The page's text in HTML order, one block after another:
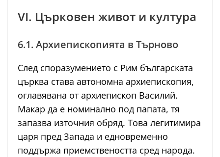
VI. Църковен живот и култура
6.1. Архиепископията в Търново
След споразумението с Рим българската
църква става автономна архиепископия,
оглавявана от архиепископ Василий.
Макар да е номинално под папата, тя
запазва източния обряд. Това легитимира
царя пред Запада и едновременно
поддържа приемствеността сред народа.